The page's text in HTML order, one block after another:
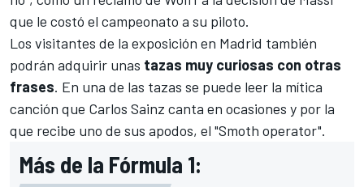
que le costó el campeonato a su piloto.
Los visitantes de la exposición en Madrid también
podrán adquirir unas tazas muy curiosas con otras
frases. En una de las tazas se puede leer la mítica
canción que Carlos Sainz canta en ocasiones y por la
que recibe uno de sus apodos, el "Smoth operator".
Más de la Fórmula 1: